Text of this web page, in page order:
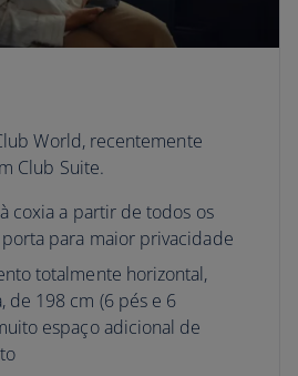
World, recentemente
Club Suite.
coxia a partir de todos os
para maior privacidade
totalmente horizontal,
de 198 cm (6 pés e 6
espaço adicional de